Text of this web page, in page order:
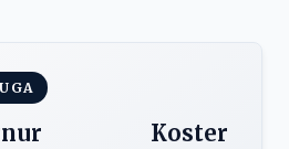
Koster